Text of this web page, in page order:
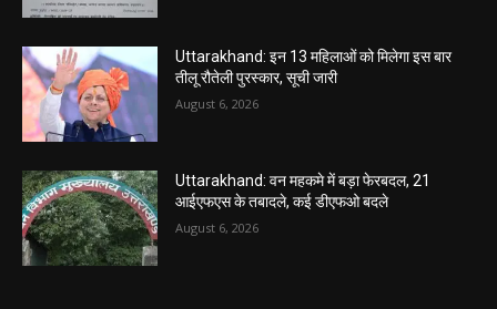
Uttarakhand: इन 13 महिलाओं को मिलेगा इस बार
तीलू रौतेली पुरस्कार, सूची जारी
August 6, 2026
Uttarakhand: वन महकमे में बड़ा फेरबदल, 21
आईएफएस के तबादले, कई डीएफओ बदले
August 6, 2026